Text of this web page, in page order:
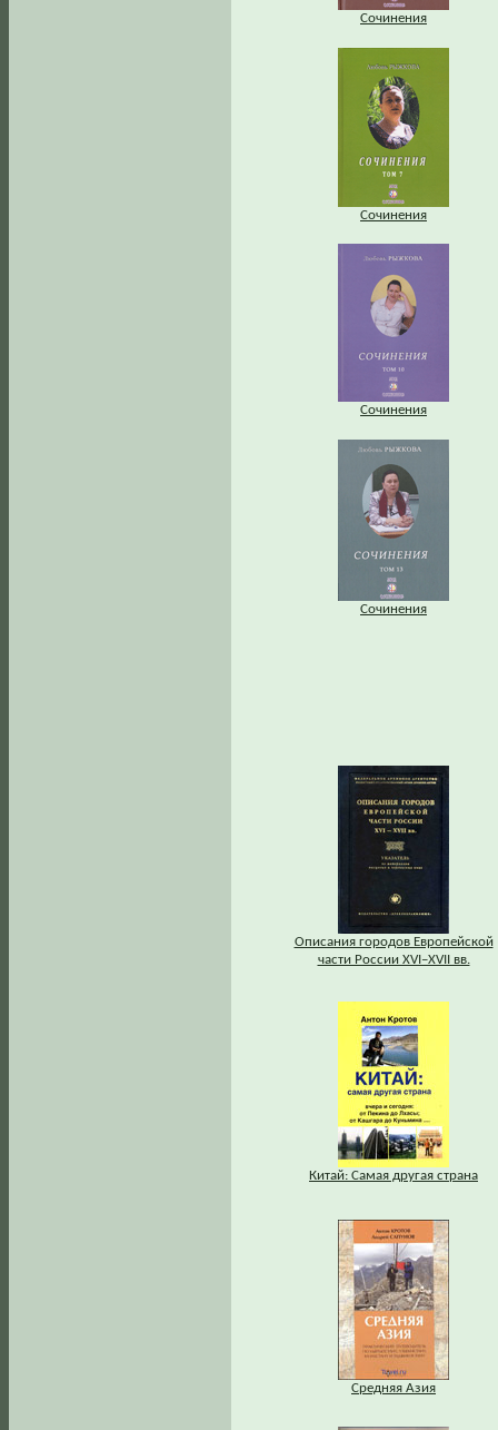
Сочинения
Сочинения
Сочинения
Сочинения
Описания городов Европейской
части России XVI–XVII вв.
Китай: Самая другая страна
Средняя Азия